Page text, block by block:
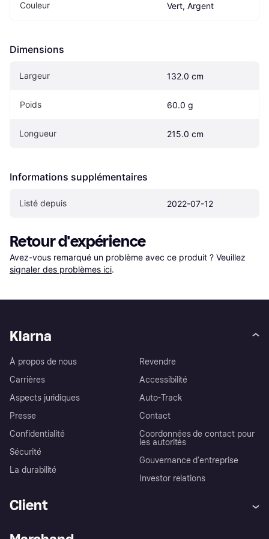
Couleur Vert, Argent
Dimensions
Largeur 132.0 cm
Poids 60.0 g
Longueur 215.0 cm
Informations supplémentaires
Listé depuis 2022-07-12
Retour d'expérience
Avez-vous remarqué un problème avec ce produit ? Veuillez
signaler des problèmes ici.
Klarna
À propos de nous
Carrières
Aspects juridiques
Presse
Confidentialité
Sécurité
La durabilité
Revendre
Accessibilité
Auto-Track
Contact
Coordonnées de contact pour
les autorités
Gouvernance d’entreprise
Investor relations
Client